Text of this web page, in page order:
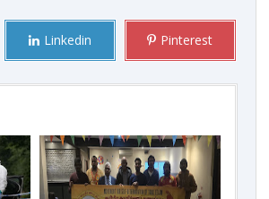
Linkedin Pinterest